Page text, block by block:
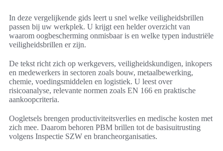
In deze vergelijkende gids leert u snel welke veiligheidsbrillen
passen bij uw werkplek. U krijgt een helder overzicht van
waarom oogbescherming onmisbaar is en welke typen industriële
veiligheidsbrillen er zijn.
De tekst richt zich op werkgevers, veiligheidskundigen, inkopers
en medewerkers in sectoren zoals bouw, metaalbewerking,
chemie, voedingsmiddelen en logistiek. U leest over
risicoanalyse, relevante normen zoals EN 166 en praktische
aankoopcriteria.
Oogletsels brengen productiviteitsverlies en medische kosten met
zich mee. Daarom behoren PBM brillen tot de basisuitrusting
volgens Inspectie SZW en brancheorganisaties.